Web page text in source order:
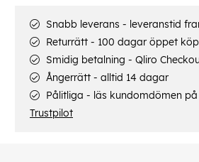
Snabb leverans - leveranstid
Returrätt - 100 dagar öppet köp
Smidig betalning - Qliro
Ångerrätt - alltid 14 dagar
Pålitliga - läs kundomdömen på
Trustpilot